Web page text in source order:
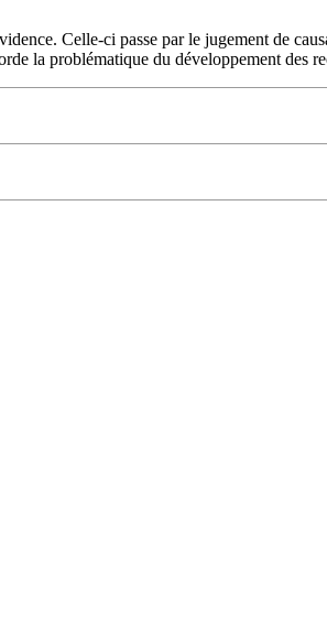
Celle-ci passe par le jugement de
la problématique du développement des